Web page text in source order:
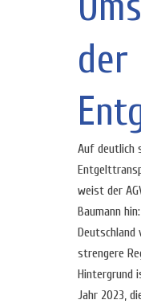
der
Auf deutlich
weist der
Baumann
Deutschland
strengere
Hintergrund
Jahr 2023,